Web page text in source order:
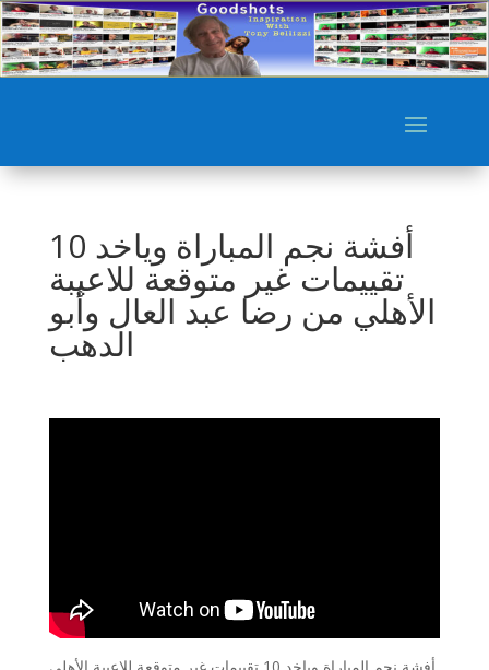
أفشة نجم المباراة وياخد 10
تقييمات غير متوقعة للاعيبة
الأهلي من رضا عبد العال وأبو
الدهب